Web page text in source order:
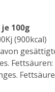
100g
(900kcal)
Fettsäuren: